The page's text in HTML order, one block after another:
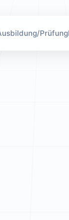
Prüfung